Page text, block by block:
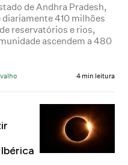
de Andhra Pradesh,
diariamente 410 milhões
reservatórios e rios,
ascendem a 480
4 min leitura